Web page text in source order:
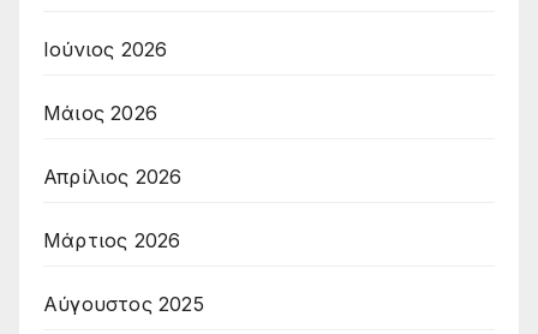
Ιούνιος 2026
Μάιος 2026
Απρίλιος 2026
Μάρτιος 2026
Αύγουστος 2025